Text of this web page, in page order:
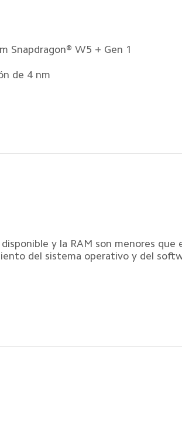
Snapdragon® W5 + Gen 1
de 4 nm
y la RAM son menores
del sistema operativo y del